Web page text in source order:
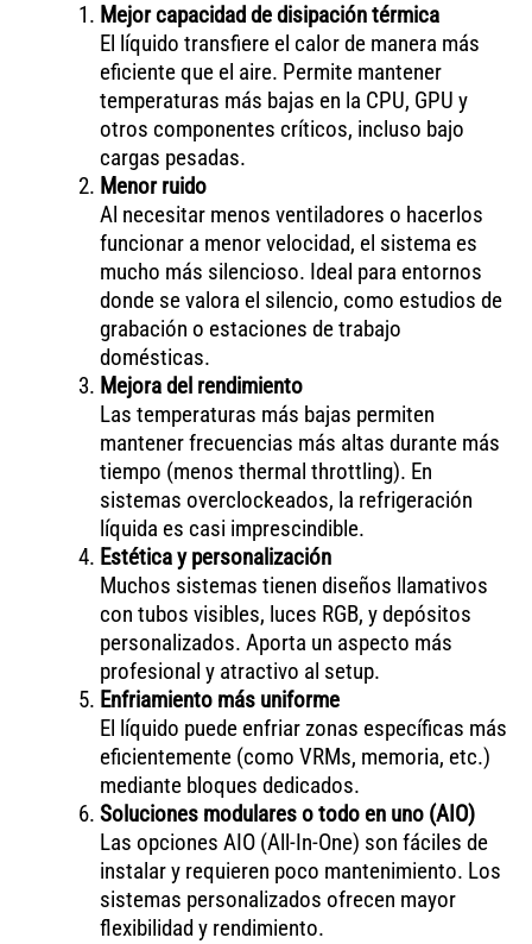
Mejor capacidad de disipación térmica
El líquido transfiere el calor de manera más
eficiente que el aire. Permite mantener
temperaturas más bajas en la CPU, GPU y
otros componentes críticos, incluso bajo
cargas pesadas.
Menor ruido
Al necesitar menos ventiladores o hacerlos
funcionar a menor velocidad, el sistema es
mucho más silencioso. Ideal para entornos
donde se valora el silencio, como estudios de
grabación o estaciones de trabajo
domésticas.
Mejora del rendimiento
Las temperaturas más bajas permiten
mantener frecuencias más altas durante más
tiempo (menos thermal throttling). En
sistemas overclockeados, la refrigeración
líquida es casi imprescindible.
Estética y personalización
Muchos sistemas tienen diseños llamativos
con tubos visibles, luces RGB, y depósitos
personalizados. Aporta un aspecto más
profesional y atractivo al setup.
Enfriamiento más uniforme
El líquido puede enfriar zonas específicas más
eficientemente (como VRMs, memoria, etc.)
mediante bloques dedicados.
Soluciones modulares o todo en uno (AIO)
Las opciones AIO (All-In-One) son fáciles de
instalar y requieren poco mantenimiento. Los
sistemas personalizados ofrecen mayor
flexibilidad y rendimiento.